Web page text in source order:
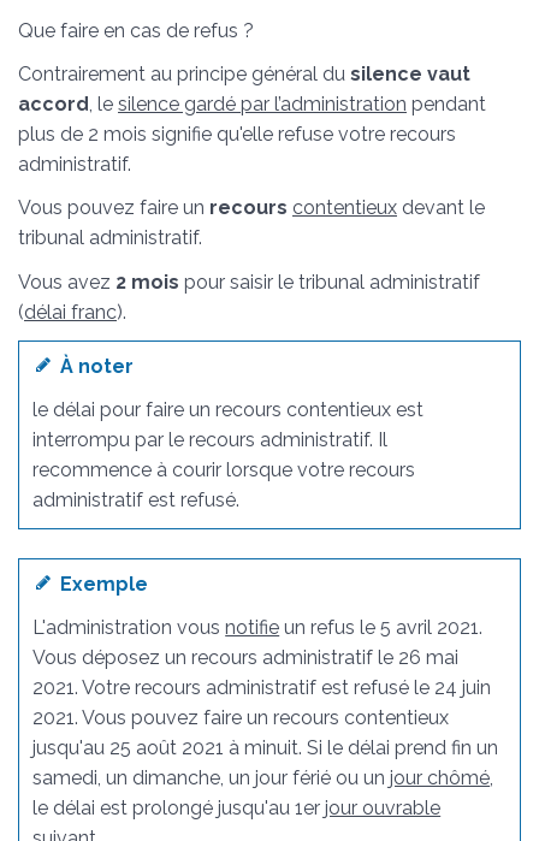
Que faire en cas de refus ?
Contrairement au principe général du silence vaut
accord, le silence gardé par l’administration pendant
plus de 2 mois signifie qu'elle refuse votre recours
administratif.
Vous pouvez faire un recours contentieux devant le
tribunal administratif.
Vous avez 2 mois pour saisir le tribunal administratif
(délai franc).
À noter
le délai pour faire un recours contentieux est
interrompu par le recours administratif. Il
recommence à courir lorsque votre recours
administratif est refusé.
Exemple
L'administration vousnotifie un refus le 5 avril 2021.
Vous déposez un recours administratif le 26 mai
2021. Votre recours administratif est refusé le 24 juin
2021. Vous pouvez faire un recours contentieux
jusqu'au 25 août 2021 à minuit. Si le délai prend fin un
samedi, un dimanche, un jour férié ou unjour chômé,
le délai est prolongé jusqu'au 1er jour ouvrable